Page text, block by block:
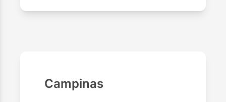
Campinas